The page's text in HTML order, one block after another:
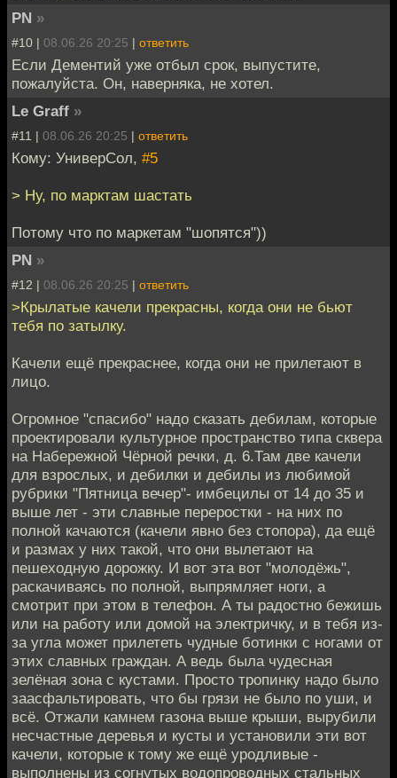
PN »
#10 | 08.06.26 20:25 | ответить
Если Дементий уже отбыл срок, выпустите,
пожалуйста. Он, наверняка, не хотел.
Le Graff »
#11 | 08.06.26 20:25 | ответить
Кому: УниверСол, #5
> Ну, по марктам шастать
Потому что по маркетам "шопятся"))
PN »
#12 | 08.06.26 20:25 | ответить
>Крылатые качели прекрасны, когда они не бьют
тебя по затылку.
Качели ещё прекраснее, когда они не прилетают в
лицо.
Огромное "спасибо" надо сказать дебилам, которые
проектировали культурное пространство типа сквера
на Набережной Чёрной речки, д. 6.Там две качели
для взрослых, и дебилки и дебилы из любимой
рубрики "Пятница вечер"- имбецилы от 14 до 35 и
выше лет - эти славные переростки - на них по
полной качаются (качели явно без стопора), да ещё
и размах у них такой, что они вылетают на
пешеходную дорожку. И вот эта вот "молодёжь",
раскачиваясь по полной, выпрямляет ноги, а
смотрит при этом в телефон. А ты радостно бежишь
или на работу или домой на электричку, и в тебя из-
за угла может прилететь чудные ботинки с ногами от
этих славных граждан. А ведь была чудесная
зелёная зона с кустами. Просто тропинку надо было
заасфальтировать, что бы грязи не было по уши, и
всё. Отжали камнем газона выше крыши, вырубили
несчастные деревья и кусты и установили эти вот
качели, которые к тому же ещё уродливые -
выполнены из согнутых водопроводных стальных